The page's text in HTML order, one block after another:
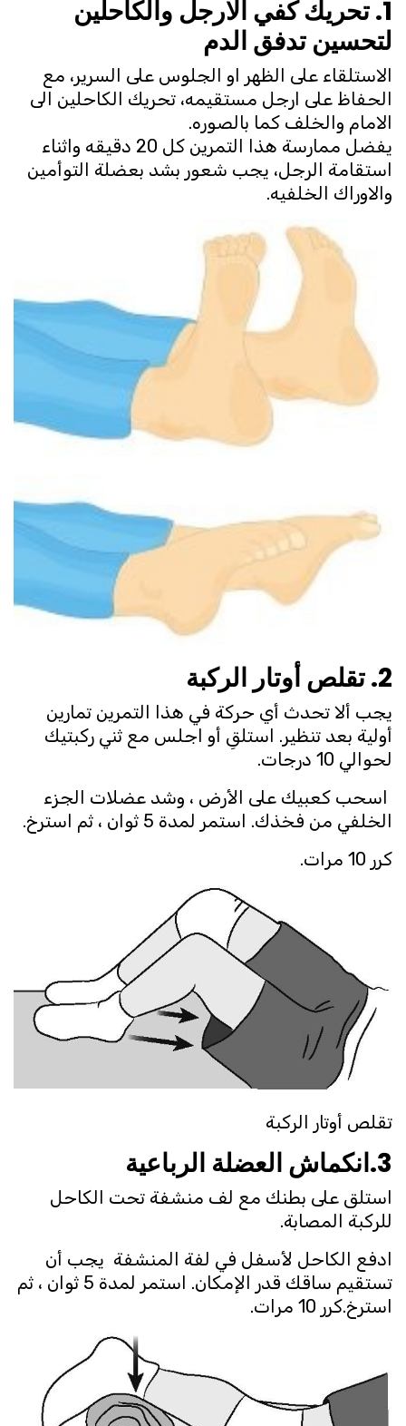
1. تحريك كفي الارجل والكاحلين
لتحسين تدفق الدم
الاستلقاء على الظهر او الجلوس على السرير، مع
الحفاظ على ارجل مستقيمه، تحريك الكاحلين الى
الامام والخلف كما بالصوره.
يفضل ممارسة هذا التمرين كل 20 دقيقه واثناء
استقامة الرجل، يجب شعور بشد بعضلة التوأمين
والاوراك الخلفيه.
يجب ألا تحدث أي حركة في هذا التمرين تمارين
أولية بعد تنظير. استلقِ أو اجلس مع ثني ركبتيك
لحوالي 10 درجات.
اسحب كعبيك على الأرض ، وشد عضلات الجزء
الخلفي من فخذك. استمر لمدة 5 ثوان ، ثم استرخ.
كرر 10 مرات.
تقلص أوتار الركبة
استلق على بطنك مع لف منشفة تحت الكاحل
للركبة المصابة.
ادفع الكاحل لأسفل في لفة المنشفة يجب أن
تستقيم ساقك قدر الإمكان. استمر لمدة 5 ثوان ، ثم
استرخ.كرر 10 مرات.